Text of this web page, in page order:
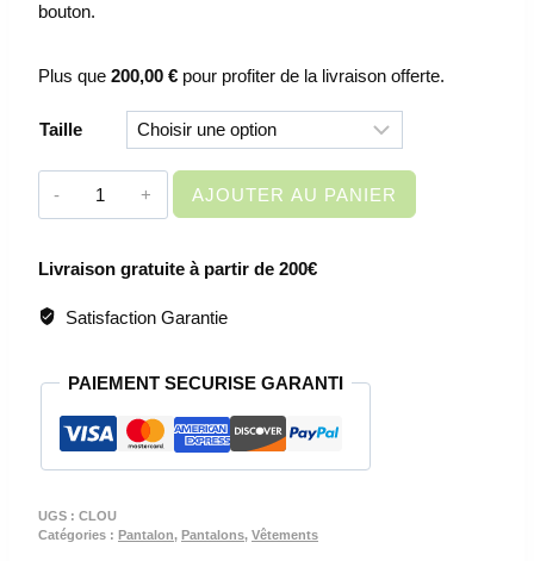
bouton.
Plus que 200,00 € pour profiter de la livraison offerte.
Taille
quantité
DE
-
DE
TRAVAIL
-
CLOU
AJOUTER AU PANIER
Livraison gratuite à partir de 200€
Satisfaction Garantie
PAIEMENT SECURISE GARANTI
UGS : CLOU
Catégories : Pantalon, Pantalons, Vêtements